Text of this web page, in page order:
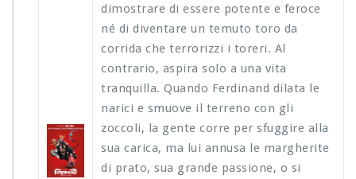
dimostrare di essere potente e feroce
né di diventare un temuto toro da
corrida che terrorizzi i toreri. Al
contrario, aspira solo a una vita
tranquilla. Quando Ferdinand dilata le
narici e smuove il terreno con gli
zoccoli, la gente corre per sfuggire alla
sua carica, ma lui annusa le margherite
di prato, sua grande passione, o si